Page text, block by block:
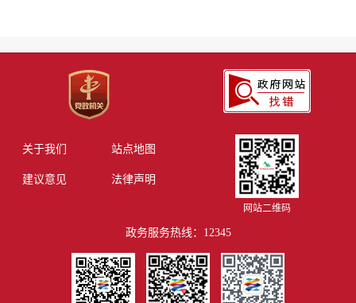
关于我们 站点地图
建议意见 法律声明
网站二维码
政务服务热线：12345